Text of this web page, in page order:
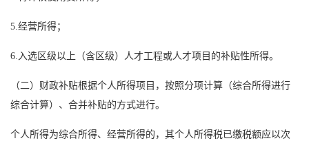
5.经营所得；
6.入选区级以上（含区级）人才工程或人才项目的补贴性所得。
（二）财政补贴根据个人所得项目，按照分项计算（综合所得进行
综合计算）、合并补贴的方式进行。
个人所得为综合所得、经营所得的，其个人所得税已缴税额应以次